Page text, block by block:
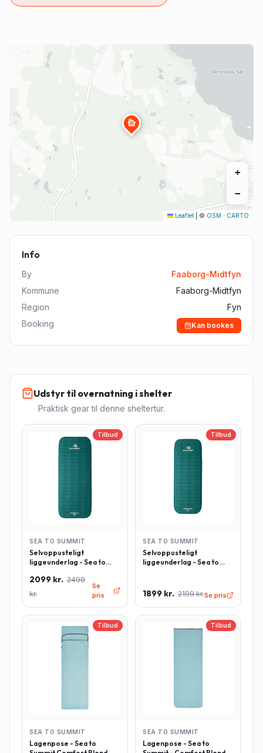
cabin
+
−
Leaflet © OSM · CARTO
Info
By
Faaborg-Midtfyn
Kommune
Faaborg-Midtfyn
Region
Fyn
Booking
Kan bookes
Udstyr til overnatning i shelter
Praktisk gear til denne sheltertur.
Tilbud
SEA TO SUMMIT
Selvoppusteligt
liggeunderlag - Sea to
Rektangulær - Large -
Grøn
2099 kr. 2499
kr.
Se
pris
Tilbud
SEA TO SUMMIT
Selvoppusteligt
liggeunderlag - Sea to
Grøn
1899 kr. 2199 kr.Se pris
Tilbud
SEA TO SUMMIT
Lagenpose - Sea to
Tilbud
SEA TO SUMMIT
Lagenpose - Sea to